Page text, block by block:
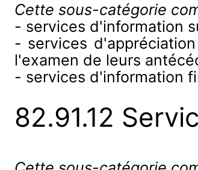
Cette sous-catégorie
- services d'information
- services
l'examen de leurs
- services d'information
82.91.12